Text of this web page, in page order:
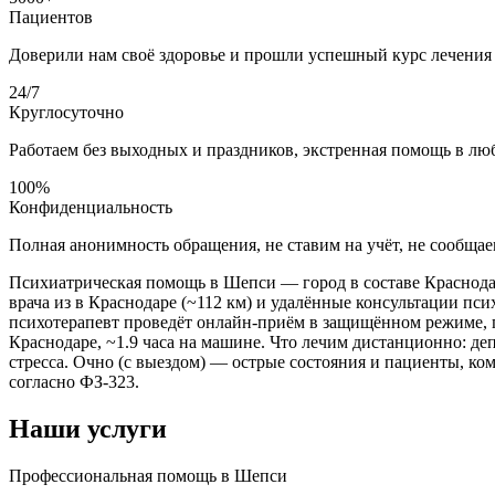
Пациентов
Доверили нам своё здоровье и прошли успешный курс лечения
24/7
Круглосуточно
Работаем без выходных и праздников, экстренная помощь в
100%
Конфиденциальность
Полная анонимность обращения, не ставим на учёт, не
Психиатрическая помощь в Шепси — город в составе
врача из в Краснодаре (~112 км) и удалённые консультации
психотерапевт проведёт онлайн-приём в защищённом
Краснодаре, ~1.9 часа на машине. Что лечим дистанционно:
стресса. Очно (с выездом) — острые состояния и пациенты,
согласно ФЗ-323.
Наши услуги
Профессиональная помощь в Шепси